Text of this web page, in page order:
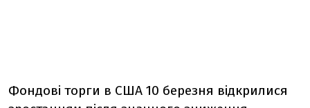
Фондові торги в США 10 березня відкрилися